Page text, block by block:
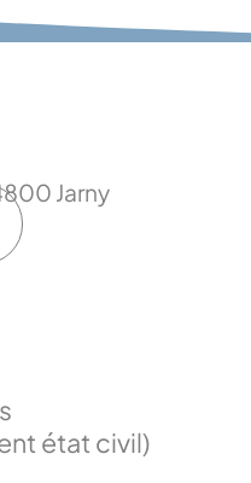
Jarny
état civil)